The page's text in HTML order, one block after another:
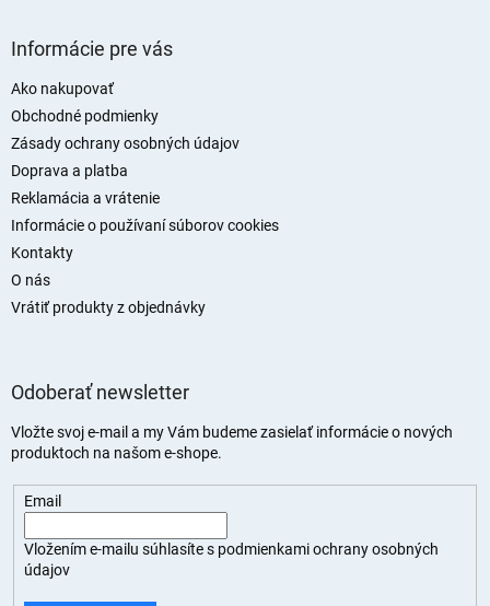
Informácie pre vás
Ako nakupovať
Obchodné podmienky
Zásady ochrany osobných údajov
Doprava a platba
Reklamácia a vrátenie
Informácie o používaní súborov cookies
Kontakty
O nás
Vrátiť produkty z objednávky
Odoberať newsletter
Vložte svoj e-mail a my Vám budeme zasielať informácie o nových
produktoch na našom e-shope.
Email
Vložením e-mailu súhlasíte s podmienkami ochrany osobných
údajov